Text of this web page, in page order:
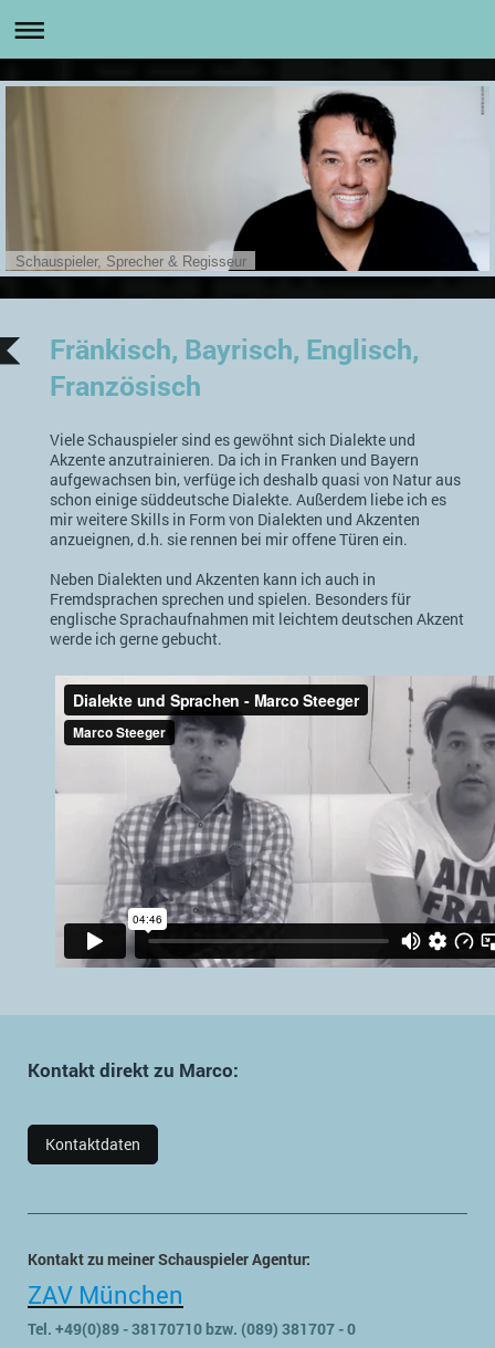
Schauspieler, Sprecher & Regisseur
Fränkisch, Bayrisch, Englisch,
Französisch
Viele Schauspieler sind es gewöhnt sich Dialekte und
Akzente anzutrainieren. Da ich in Franken und Bayern
aufgewachsen bin, verfüge ich deshalb quasi von Natur aus
schon einige süddeutsche Dialekte. Außerdem liebe ich es
mir weitere Skills in Form von Dialekten und Akzenten
anzueignen, d.h. sie rennen bei mir offene Türen ein.
Neben Dialekten und Akzenten kann ich auch in
Fremdsprachen sprechen und spielen. Besonders für
englische Sprachaufnahmen mit leichtem deutschen Akzent
werde ich gerne gebucht.
Kontakt direkt zu Marco:
Kontaktdaten
Kontakt zu meiner Schauspieler Agentur:
ZAV München
Tel. +49(0)89 - 38170710 bzw. (089) 381707 - 0